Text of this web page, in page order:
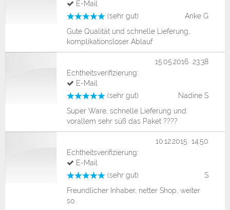
(sehr gut) Anke G
E-Mail
Gute Qualität und schnelle Lieferung,
komplikationsloser Ablauf
(sehr gut) Nadine S
15.05.2016 23:38
Echtheitsverifizierung:
E-Mail
Super Ware, schnelle Lieferung und
vorallem sehr süß das Paket ????
(sehr gut) S
10.12.2015 14:50
Echtheitsverifizierung:
E-Mail
Freundlicher Inhaber, netter Shop, weiter
so.